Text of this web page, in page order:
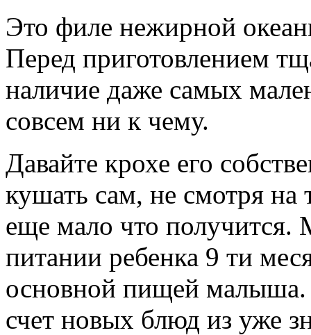
Это филе нежирной
Перед приготовлением
наличие даже самых
совсем ни к чему.
Давайте крохе его
кушать сам, не смотря на
еще мало что получится.
питании ребенка 9 ти
основной пищей малыша.
счет новых блюд из уже